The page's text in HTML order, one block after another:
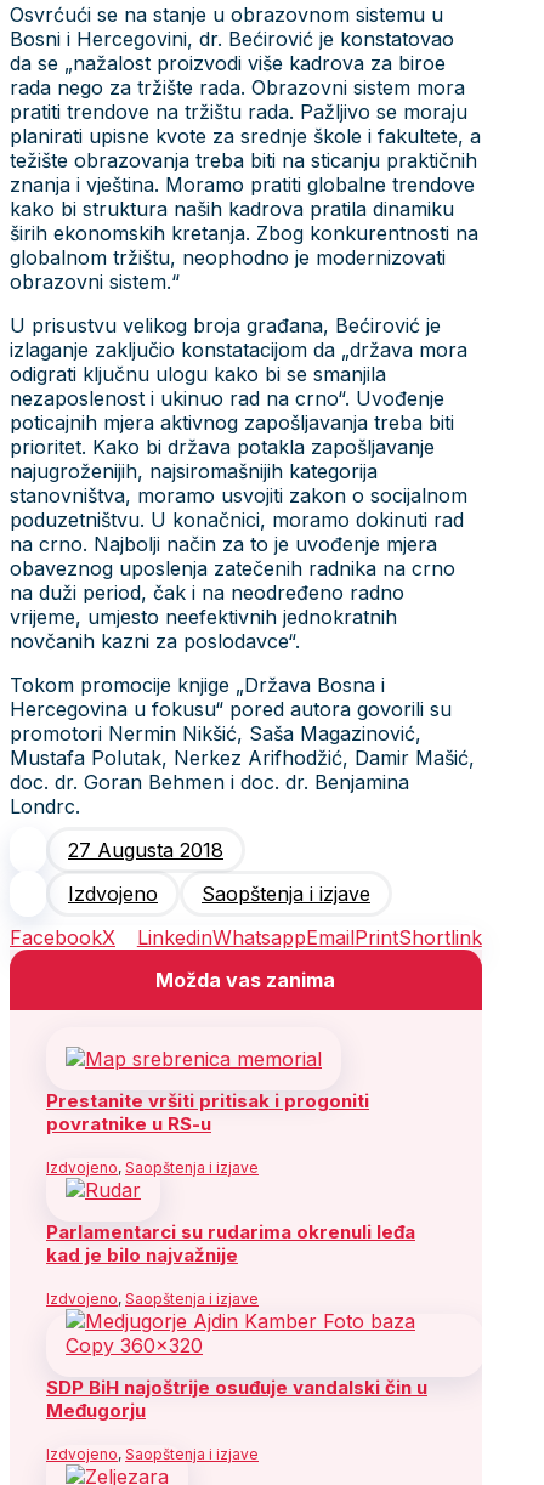
Osvrćući se na stanje u obrazovnom sistemu u
Bosni i Hercegovini, dr. Bećirović je konstatovao
da se „nažalost proizvodi više kadrova za biroe
rada nego za tržište rada. Obrazovni sistem mora
pratiti trendove na tržištu rada. Pažljivo se moraju
planirati upisne kvote za srednje škole i fakultete, a
težište obrazovanja treba biti na sticanju praktičnih
znanja i vještina. Moramo pratiti globalne trendove
kako bi struktura naših kadrova pratila dinamiku
širih ekonomskih kretanja. Zbog konkurentnosti na
globalnom tržištu, neophodno je modernizovati
obrazovni sistem.“
U prisustvu velikog broja građana, Bećirović je
izlaganje zaključio konstatacijom da „država mora
odigrati ključnu ulogu kako bi se smanjila
nezaposlenost i ukinuo rad na crno“. Uvođenje
poticajnih mjera aktivnog zapošljavanja treba biti
prioritet. Kako bi država potakla zapošljavanje
najugroženijih, najsiromašnijih kategorija
stanovništva, moramo usvojiti zakon o socijalnom
poduzetništvu. U konačnici, moramo dokinuti rad
na crno. Najbolji način za to je uvođenje mjera
obaveznog uposlenja zatečenih radnika na crno
na duži period, čak i na neodređeno radno
vrijeme, umjesto neefektivnih jednokratnih
novčanih kazni za poslodavce“.
Tokom promocije knjige „Država Bosna i
Hercegovina u fokusu“ pored autora govorili su
promotori Nermin Nikšić, Saša Magazinović,
Mustafa Polutak, Nerkez Arifhodžić, Damir Mašić,
doc. dr. Goran Behmen i doc. dr. Benjamina
Londrc.
27 Augusta 2018
Izdvojeno
Saopštenja i izjave
FacebookX LinkedinWhatsappEmailPrintShortlink
Možda vas zanima
Prestanite vršiti pritisak i progoniti
povratnike u RS-u
Izdvojeno, Saopštenja i izjave
Parlamentarci su rudarima okrenuli leđa
kad je bilo najvažnije
Izdvojeno, Saopštenja i izjave
SDP BiH najoštrije osuđuje vandalski čin u
Međugorju
Izdvojeno, Saopštenja i izjave